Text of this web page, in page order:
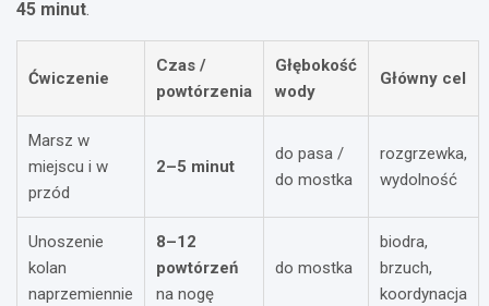
45 minut.
Ćwiczenie
Czas /
powtórzenia
Głębokość
wody
Główny cel
Marsz w
miejscu i w
przód
2–5 minut
do pasa /
do mostka
rozgrzewka,
wydolność
Unoszenie
kolan
naprzemiennie
8–12
powtórzeń
na nogę
do mostka
biodra,
brzuch,
koordynacja